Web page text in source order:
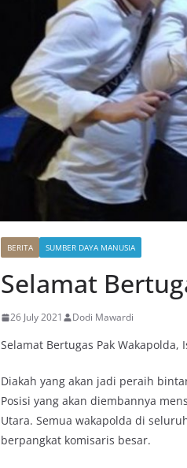
BERITA SUMBER DAYA MANUSIA
Selamat
26 July 2021 Dodi Mawardi
Selamat Bertugas Pak Wakapolda,
Diakah yang akan jadi peraih
Posisi yang akan diembannya
Utara. Semua wakapolda di
berpangkat komisaris besar.